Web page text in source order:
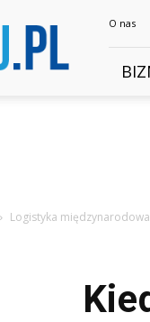
O nas
Logistyka